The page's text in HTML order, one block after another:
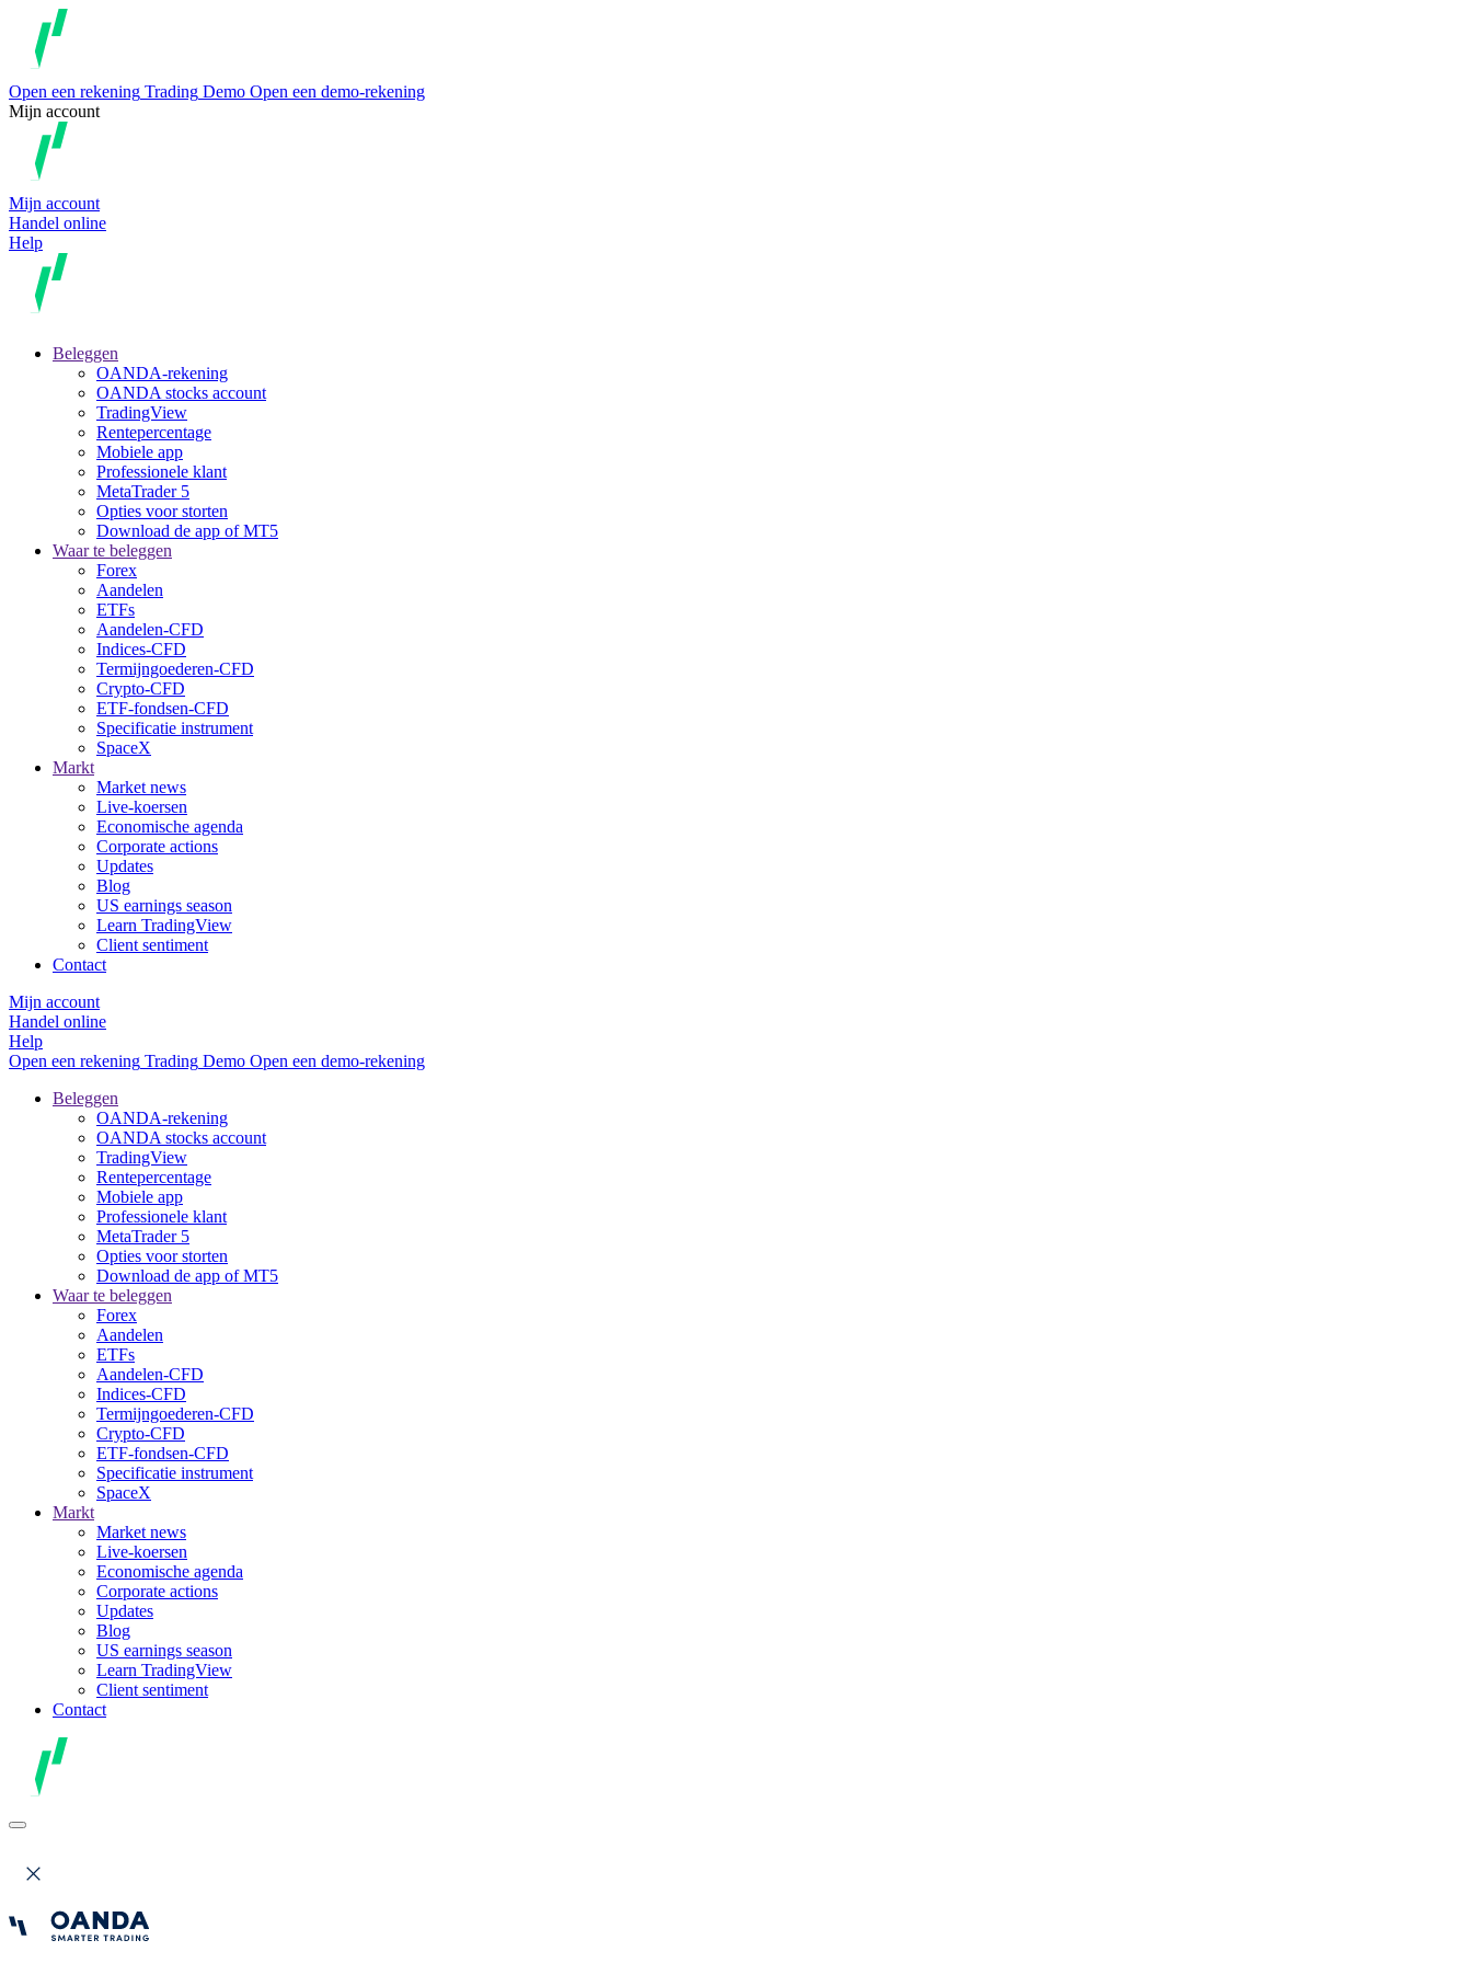
Open een rekening Trading Demo Open een demo-rekening
Mijn account
Mijn account
Handel online
Help
Beleggen
OANDA-rekening
OANDA stocks account
TradingView
Rentepercentage
Mobiele app
Professionele klant
MetaTrader 5
Opties voor storten
Download de app of MT5
Waar te beleggen
Forex
Aandelen
ETFs
Aandelen-CFD
Indices-CFD
Termijngoederen-CFD
Crypto-CFD
ETF-fondsen-CFD
Specificatie instrument
SpaceX
Markt
Market news
Live-koersen
Economische agenda
Corporate actions
Updates
Blog
US earnings season
Learn TradingView
Client sentiment
Contact
Mijn account
Handel online
Help
Open een rekening Trading Demo Open een demo-rekening
Beleggen
OANDA-rekening
OANDA stocks account
TradingView
Rentepercentage
Mobiele app
Professionele klant
MetaTrader 5
Opties voor storten
Download de app of MT5
Waar te beleggen
Forex
Aandelen
ETFs
Aandelen-CFD
Indices-CFD
Termijngoederen-CFD
Crypto-CFD
ETF-fondsen-CFD
Specificatie instrument
SpaceX
Markt
Market news
Live-koersen
Economische agenda
Corporate actions
Updates
Blog
US earnings season
Learn TradingView
Client sentiment
Contact